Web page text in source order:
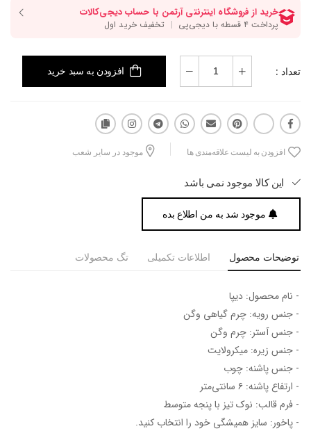
تعداد : افزودن به سبد خرید
افزودن به لیست علاقه‌مندی ها موجود در سایر شعب
این کالا موجود نمی باشد
موجود شد به من اطلاع بده
توضیحات محصول اطلاعات تکمیلی تگ محصولات
- نام محصول: دیپا
- جنس رویه: چرم گیاهی وگن
- جنس آستر: چرم وگن
- جنس زیره: میکرولایت
- جنس پاشنه: چوب
- ارتفاع پاشنه: ۶ سانتی‌متر
- فرم قالب: نوک تیز با پنجه متوسط
- پاخور: سایز همیشگی خود را انتخاب کنید.